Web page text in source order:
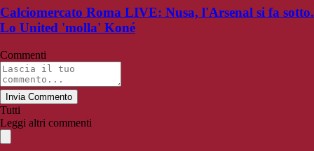
Calciomercato Roma LIVE: Nusa, l'Arsenal si fa sotto.
Lo United 'molla' Koné
Commenti
Invia Commento
Tutti
Leggi altri commenti